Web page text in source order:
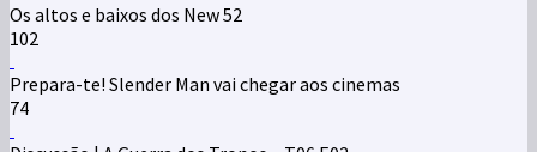
Os altos e baixos dos New 52
102
Prepara-te! Slender Man vai chegar aos cinemas
74